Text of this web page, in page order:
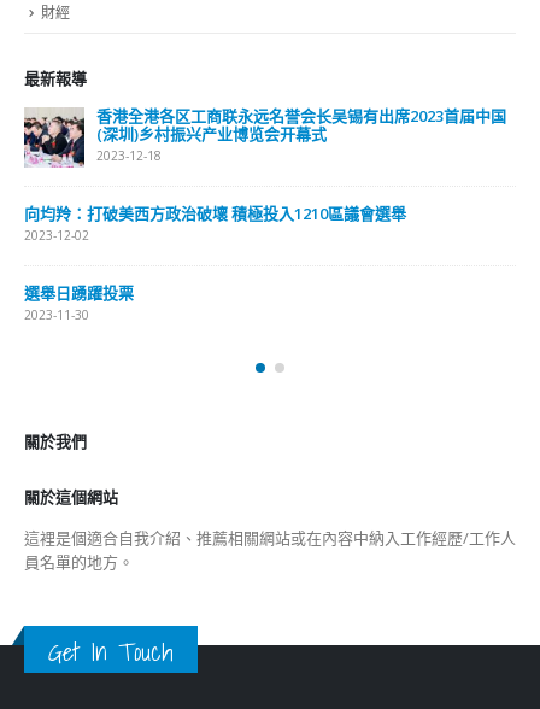
財經
最新報導
香港全港各区工商联永远名誉会长吴锡有出席2023首届中国
(深圳)乡村振兴产业博览会开幕式
2023-12-18
向均羚：打破美西方政治破壞 積極投入1210區議會選舉
2023-12-02
選舉日踴躍投票
2023-11-30
關於我們
關於這個網站
這裡是個適合自我介紹、推薦相關網站或在內容中納入工作經歷/工作人
員名單的地方。
Get In Touch